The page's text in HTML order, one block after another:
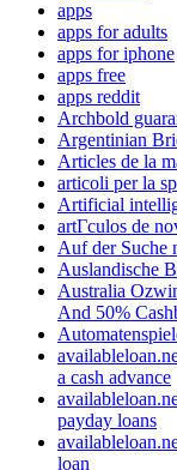
apps
apps for adults
apps for iphone
apps free
apps reddit
Archbold
Argentinian
Articles de la
articoli per la
Artificial
artГ­culos de
Auf der Suche
Auslandische
Australia
And 50%
a cash advance
payday loans
loan